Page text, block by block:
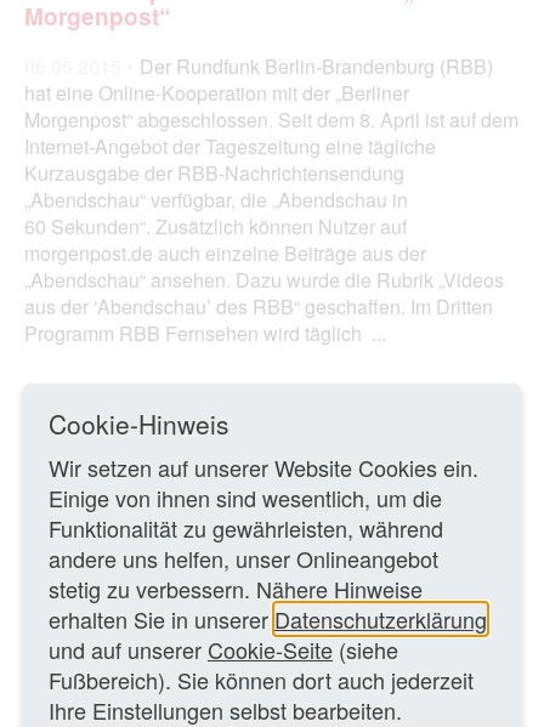
Morgenpost“
Der Rundfunk Berlin-Brandenburg (RBB)
hat eine Online-Kooperation mit der „Berliner
Morgenpost“ abgeschlossen. Seit dem 8. April ist auf dem
Internet-Angebot der Tageszeitung eine tägliche
Kurzausgabe der RBB-Nachrichtensendung
„Abendschau“ verfügbar, die „Abendschau in
60 Sekunden“. Zusätzlich können Nutzer auf
morgenpost.de auch einzelne Beiträge aus der
„Abendschau“ ansehen. Dazu wurde die Rubrik „Videos
aus der ‘Abendschau’ des RBB“ geschaffen. Im Dritten
Programm RBB Fernsehen wird täglich ...
06.05.2015 – MK
ZURÜCK ZUR ÜBERSICHTSSEITE
Cookie-Hinweis
Wir setzen auf unserer Website Cookies ein.
Einige von ihnen sind wesentlich, um die
Funktionalität zu gewährleisten, während
andere uns helfen, unser Onlineangebot
stetig zu verbessern. Nähere Hinweise
erhalten Sie in unserer Datenschutzerklärung
und auf unserer Cookie-Seite (siehe
Fußbereich). Sie können dort auch jederzeit
Ihre Einstellungen selbst bearbeiten.